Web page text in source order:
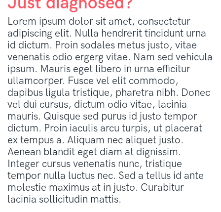
Lorem ipsum dolor sit amet, consectetur
adipiscing elit. Nulla hendrerit tincidunt urna
id dictum. Proin sodales metus justo, vitae
venenatis odio ergerg vitae. Nam sed vehicula
ipsum. Mauris eget libero in urna efficitur
ullamcorper. Fusce vel elit commodo,
dapibus ligula tristique, pharetra nibh. Donec
vel dui cursus, dictum odio vitae, lacinia
mauris. Quisque sed purus id justo tempor
dictum. Proin iaculis arcu turpis, ut placerat
ex tempus a. Aliquam nec aliquet justo.
Aenean blandit eget diam at dignissim.
Integer cursus venenatis nunc, tristique
tempor nulla luctus nec. Sed a tellus id ante
molestie maximus at in justo. Curabitur
lacinia sollicitudin mattis.